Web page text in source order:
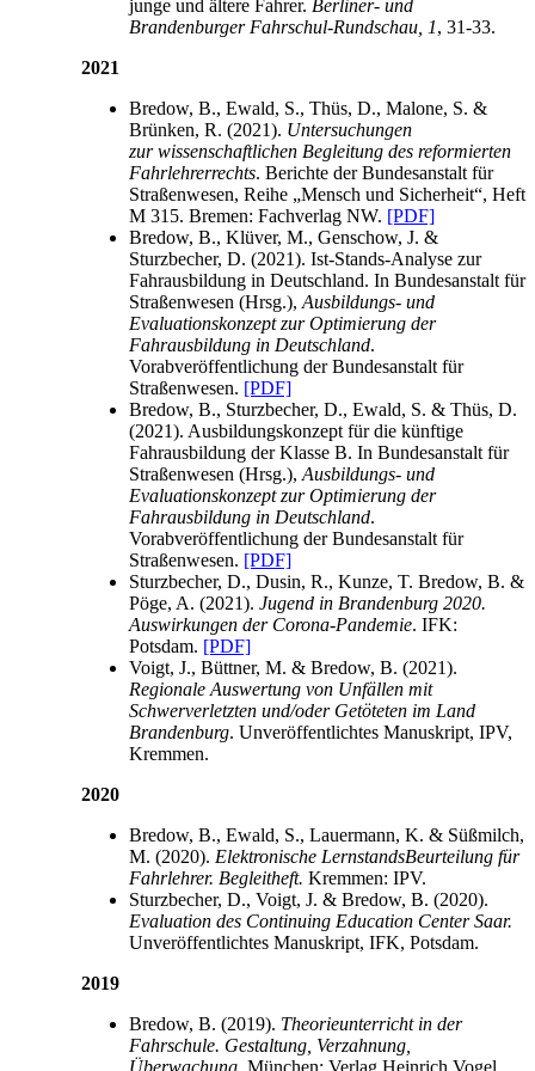
junge und ältere Fahrer. Berliner- und
Brandenburger Fahrschul-Rundschau, 1, 31-33.
2021
Bredow, B., Ewald, S., Thüs, D., Malone, S. &
Brünken, R. (2021). Untersuchungen
zur wissenschaftlichen Begleitung des reformierten
Fahrlehrerrechts. Berichte der Bundesanstalt für
Straßenwesen, Reihe „Mensch und Sicherheit“, Heft
M 315. Bremen: Fachverlag NW. [PDF]
Bredow, B., Klüver, M., Genschow, J. &
Sturzbecher, D. (2021). Ist-Stands-Analyse zur
Fahrausbildung in Deutschland. In Bundesanstalt für
Straßenwesen (Hrsg.), Ausbildungs- und
Evaluationskonzept zur Optimierung der
Fahrausbildung in Deutschland.
Vorabveröffentlichung der Bundesanstalt für
Straßenwesen. [PDF]
Bredow, B., Sturzbecher, D., Ewald, S. & Thüs, D.
(2021). Ausbildungskonzept für die künftige
Fahrausbildung der Klasse B. In Bundesanstalt für
Straßenwesen (Hrsg.), Ausbildungs- und
Evaluationskonzept zur Optimierung der
Fahrausbildung in Deutschland.
Vorabveröffentlichung der Bundesanstalt für
Straßenwesen. [PDF]
Sturzbecher, D., Dusin, R., Kunze, T. Bredow, B. &
Pöge, A. (2021). Jugend in Brandenburg 2020.
Auswirkungen der Corona-Pandemie. IFK:
Potsdam. [PDF]
Voigt, J., Büttner, M. & Bredow, B. (2021).
Regionale Auswertung von Unfällen mit
Schwerverletzten und/oder Getöteten im Land
Brandenburg. Unveröffentlichtes Manuskript, IPV,
Kremmen.
2020
Bredow, B., Ewald, S., Lauermann, K. & Süßmilch,
M. (2020). Elektronische LernstandsBeurteilung für
Fahrlehrer. Begleitheft. Kremmen: IPV.
Sturzbecher, D., Voigt, J. & Bredow, B. (2020).
Evaluation des Continuing Education Center Saar.
Unveröffentlichtes Manuskript, IFK, Potsdam.
2019
Bredow, B. (2019). Theorieunterricht in der
Fahrschule. Gestaltung, Verzahnung,